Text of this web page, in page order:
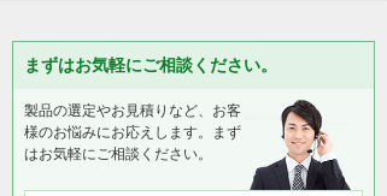
まずはお気軽にご相談ください。
製品の選定やお見積りなど、お客
様のお悩みにお応えします。まず
はお気軽にご相談ください。